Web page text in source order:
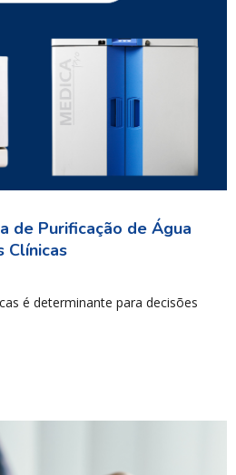
de Purificação de Água
Clínicas
é determinante para decisões